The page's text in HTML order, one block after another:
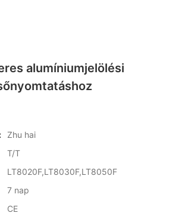
alumíniumjelölési
Zhu hai
T/T
LT8020F,LT8030F,LT8050F
7 nap
CE